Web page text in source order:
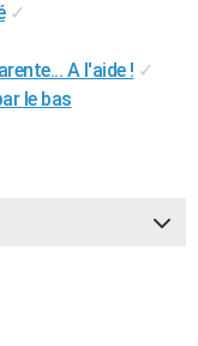
✓
A l'aide ! ✓
le bas